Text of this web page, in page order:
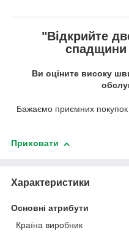
"Відкрийте
спадщини
Ви оціните високу
Бажаємо приємних покупок
Приховати
Характеристики
Основні атрибути
Країна виробник